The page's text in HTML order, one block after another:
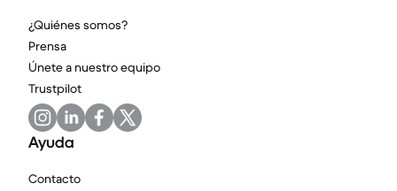
¿Quiénes somos?
Prensa
Únete a nuestro equipo
Trustpilot
Ayuda
Contacto